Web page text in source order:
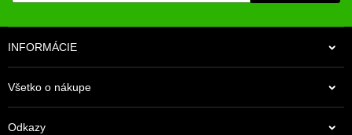
INFORMÁCIE
Všetko o nákupe
Odkazy